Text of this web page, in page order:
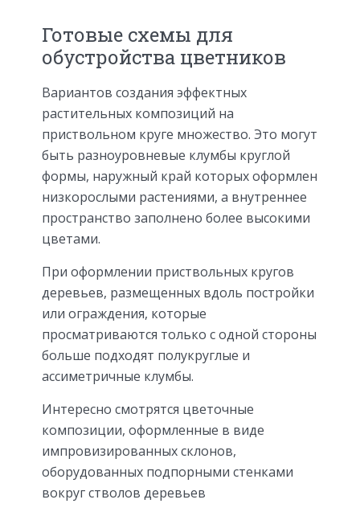
Готовые схемы для
обустройства цветников
Вариантов создания эффектных
растительных композиций на
приствольном круге множество. Это могут
быть разноуровневые клумбы круглой
формы, наружный край которых оформлен
низкорослыми растениями, а внутреннее
пространство заполнено более высокими
цветами.
При оформлении приствольных кругов
деревьев, размещенных вдоль постройки
или ограждения, которые
просматриваются только с одной стороны
больше подходят полукруглые и
ассиметричные клумбы.
Интересно смотрятся цветочные
композиции, оформленные в виде
импровизированных склонов,
оборудованных подпорными стенками
вокруг стволов деревьев